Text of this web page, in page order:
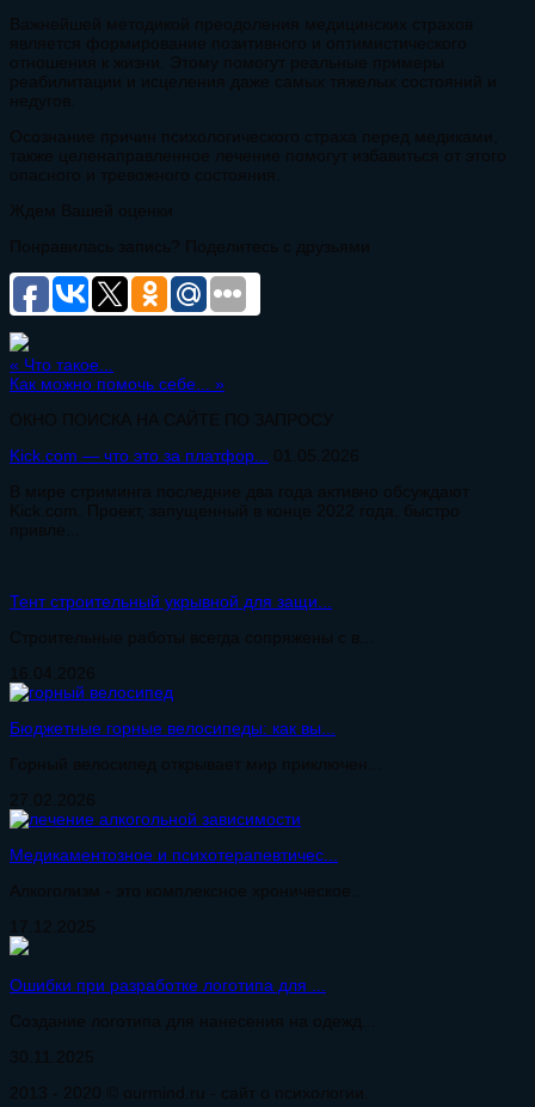
Важнейшей методикой преодоления медицинских страхов
является формирование позитивного и оптимистического
отношения к жизни. Этому помогут реальные примеры
реабилитации и исцеления даже самых тяжелых состояний и
недугов.
Осознание причин психологического страха перед медиками,
также целенаправленное лечение помогут избавиться от этого
опасного и тревожного состояния.
Ждем Вашей оценки
Понравилась запись? Поделитесь с друзьями
« Что такое...
Как можно помочь себе... »
ОКНО ПОИСКА НА САЙТЕ ПО ЗАПРОСУ
Kick.com — что это за платфор... 01.05.2026
В мире стриминга последние два года активно обсуждают
Kick.com. Проект, запущенный в конце 2022 года, быстро
привле...
Тент строительный укрывной для защи...
Строительные работы всегда сопряжены с в...
16.04.2026
Бюджетные горные велосипеды: как вы...
Горный велосипед открывает мир приключен...
27.02.2026
Медикаментозное и психотерапевтичес...
Алкоголизм - это комплексное хроническое...
17.12.2025
Ошибки при разработке логотипа для ...
Создание логотипа для нанесения на одежд...
30.11.2025
2013 - 2020 © ourmind.ru - сайт о психологии.